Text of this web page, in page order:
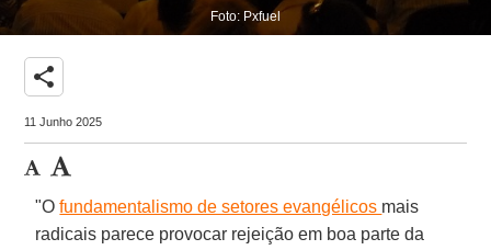
Foto: Pxfuel
share
11 Junho 2025
"Ofundamentalismo de setores evangélicos mais
radicais parece provocar rejeição em boa parte da